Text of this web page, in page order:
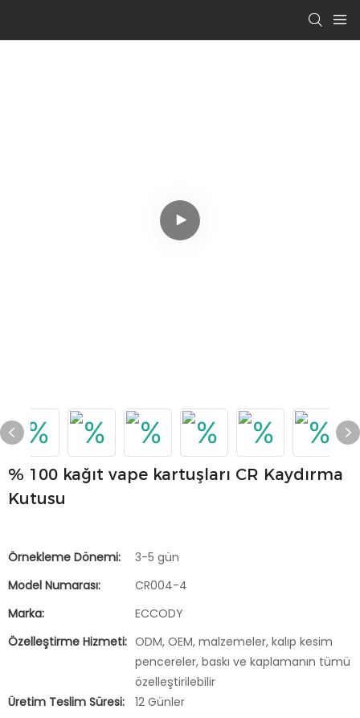
% 100 kağıt vape kartuşları CR Kaydırma
Kutusu
Örnekleme Dönemi:
3-5 gün
Model Numarası:
CR004-4
Marka:
ECCODY
Özelleştirme Hizmeti: ODM, OEM, malzemeler, kalıp kesim
pencereler, baskı ve kaplamanın tümü
özelleştirilebilir
Üretim Teslim Süresi:
12 Günler